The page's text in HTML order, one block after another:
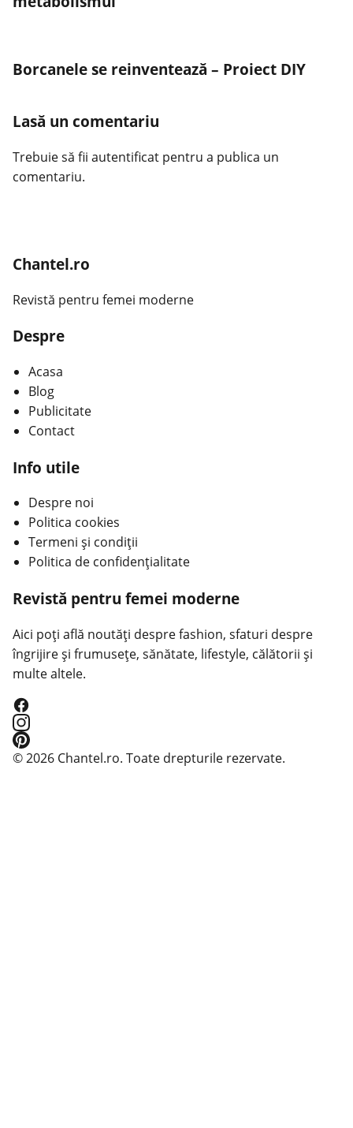
Borcanele se reinventează – Proiect DIY
Lasă un comentariu
Trebuie să fii autentificat pentru a publica un
comentariu.
Chantel.ro
Revistă pentru femei moderne
Despre
Acasa
Blog
Publicitate
Contact
Info utile
Despre noi
Politica cookies
Termeni și condiții
Politica de confidențialitate
Revistă pentru femei moderne
Aici poți află noutăți despre fashion, sfaturi despre
îngrijire și frumusețe, sănătate, lifestyle, călătorii și
multe altele.
© 2026 Chantel.ro. Toate drepturile rezervate.